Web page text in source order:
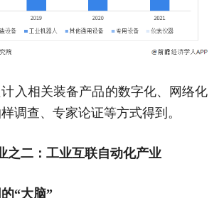
入相关装备产品的数字化、网络化
调查、专家论证等方式得到。
之二：工业互联自动化产业
“大脑”